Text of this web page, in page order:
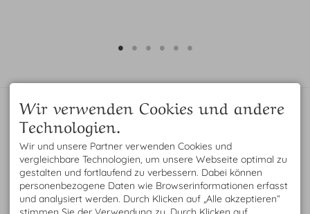
KONTAKT
Andrea Fichtl
EnergieVital Gesund leben®
Im Wasen 18
87544 Blaichach / Bihlerdorf
DEUTSCHLAND
Tel.+49 8321 609 60 44
Mobil+49 176 101 127 02
info@energie-vital.com
UMWELT, GESUNDHEIT &
WERTIGKEIT
körperliche Fitness im
Einklang mit der Natur.
Dafür steht EnergieVital
Gesund leben®
>> Health Claim<<
Wir verwenden Cookies und andere
Technologien.
Wir und unsere Partner verwenden Cookies und
vergleichbare Technologien, um unsere Webseite optimal zu
gestalten und fortlaufend zu verbessern. Dabei können
personenbezogene Daten wie Browserinformationen erfasst
und analysiert werden. Durch Klicken auf „Alle akzeptieren“